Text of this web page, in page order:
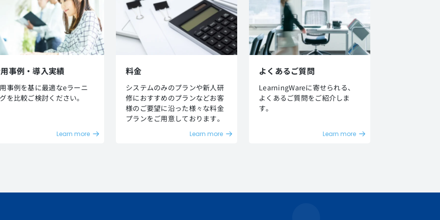
事例・導入実績
事例を基に最適なeラーニ
を比較ご検討ください。
Learn more
料金
システムのみのプランや新人研
修におすすめのプランなどお客
様のご要望に沿った様々な料金
プランをご用意しております。
Learn more
よくあるご質問
LearningWareに寄せられる、
よくあるご質問をご紹介しま
す。
Learn more